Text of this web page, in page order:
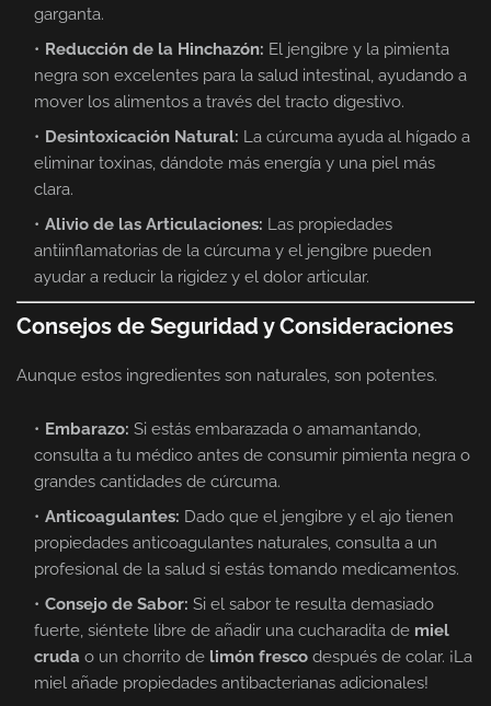
garganta.
Reducción de la Hinchazón: El jengibre y la pimienta
negra son excelentes para la salud intestinal, ayudando a
mover los alimentos a través del tracto digestivo.
Desintoxicación Natural: La cúrcuma ayuda al hígado a
eliminar toxinas, dándote más energía y una piel más
clara.
Alivio de las Articulaciones: Las propiedades
antiinflamatorias de la cúrcuma y el jengibre pueden
ayudar a reducir la rigidez y el dolor articular.
Consejos de Seguridad y Consideraciones
Aunque estos ingredientes son naturales, son potentes.
Embarazo: Si estás embarazada o amamantando,
consulta a tu médico antes de consumir pimienta negra o
grandes cantidades de cúrcuma.
Anticoagulantes: Dado que el jengibre y el ajo tienen
propiedades anticoagulantes naturales, consulta a un
profesional de la salud si estás tomando medicamentos.
Consejo de Sabor: Si el sabor te resulta demasiado
fuerte, siéntete libre de añadir una cucharadita de miel
cruda o un chorrito de limón fresco después de colar. ¡La
miel añade propiedades antibacterianas adicionales!